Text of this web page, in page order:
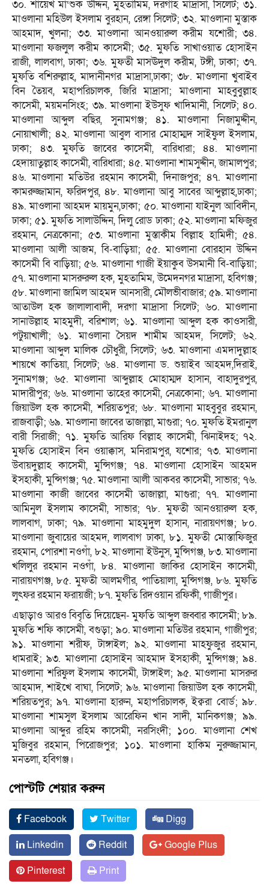
৩০. শায়েখ মা‘শুক উদ্দিন, মুহতামিম, দরগাহ মাদ্রাসা, সিলেট; ৩১.
মাওলানা মহিউল ইসলাম বুরহান, রেঙ্গা সিলেট; ৩২. মাওলানা মুস্তাক
আহমাদ, খুলনা; ৩৩. মাওলানা আনওয়ারুল করীম যশোরী; ৩৪.
মাওলানা ফজলুল করীম কাসেমী; ৩৫. মুফতি সাখাওয়াত হোসাইন
রাজী, লালবাগ, ঢাকা; ৩৬. মুফতী মাসঊদুল করীম, টঙ্গী, ঢাকা; ৩৭.
মুফতি বশিরুল্লাহ, মাদানীনগর মাদ্রাসা,ঢাকা; ৩৮. মাওলানা খুবাইব
বিন তৈয়ব, মহাপরিচালক, জিরি মাদ্রাসা; মাওলানা মাহবুবুল্লাহ
কাসেমী, ময়মনসিংহ; ৩৯. মাওলানা ইউসুফ খাদিমানী, সিলেট; ৪০.
মাওলানা আব্দুল বছির, সুনামগঞ্জ; ৪১. মাওলানা নিজামুদ্দীন,
নোয়াখালী; ৪২. মাওলানা আবুল বাসার মোহাম্মদ সাইফুল ইসলাম,
ঢাকা; ৪৩. মুফতি জাবের কাসেমী, বারিধারা; ৪৪. মাওলানা
হেদায়াতুল্লাহ কাসেমী, বারিধারা; ৪৫. মাওলানা শামসুদ্দীন, জামালপুর;
৪৬. মা‌ওলানা মতিউর রহমান কাসেমী, দিনাজপুর; ৪৭. মাওলানা
কামরুজ্জামান, ফরিদপুর, ৪৮. মাওলানা আবু সাবের আব্দুল্লাহ,ঢাকা;
৪৯. মাওলানা আহমদ মায়মুন,ঢাকা; ৫০. মাওলানা যাইনুল আবিদীন,
ঢাকা; ৫১. মুফতি সালাউদ্দিন, দিলু রোড ঢাকা; ৫২. মাওলানা মফিজুর
রহমান, নেত্রকোনা; ৫৩. মাওলানা মুস্তাকীম বিল্লাহ হামিদী; ৫৪.
মাওলানা আলী আজম, বি-বাড়িয়া; ৫৫. মাওলানা বোরহান উদ্দিন
কাসেমী বি বাড়িয়া; ৫৬. মাওলানা গাজী ইয়াকুব উসমানী বি-বাড়িয়া;
৫৭. মাওলানা মাসরুরুল হক, মুহতামিম, উমেদন‌গর মাদ্রাসা, হবিগঞ্জ;
৫৮. মাওলানা জামিল আহমদ আনসারী, মৌলভীবাজার; ৫৯. মাওলানা
আতাউল হক জালালাবাদী, দরগা মাদ্রাসা সিলেট; ৬০. মাওলানা
সানাউল্লাহ মাহমুদী, বরিশাল; ৬১. মাওলানা আব্দুল হক কাওসারী,
পটুয়াখালী; ৬১. মাওলানা সৈয়দ শামীম আহমদ, সিলেট; ৬২.
মাওলানা আব্দুল মালিক চৌধুরী, সিলেট; ৬৩. মাওলানা এমদাদুল্লাহ
শায়খে কাতিয়া, সিলেট; ৬৪. মাওলানা ড. শুয়াইব আহমদ,দিরাই,
সুনামগঞ্জ; ৬৫. মাওলানা আব্দুল্লাহ মোহাম্মদ হাসান, বাহাদুরপুর,
মাদারীপুর; ৬৬. মাওলানা তাহের কাসেমী, নেত্রকোনা; ৬৭. মাওলানা
জিয়াউল হক কাসেমী, শরিয়তপুর; ৬৮. মাওলানা মাহবুবুর রহমান,
রাজবাড়ী; ৬৯. মাওলানা জাবের তাজাল্লা, মাগুরা; ৭০. মুফতি ইমরানুল
বারী সিরাজী; ৭১. মুফতি আরিফ বিল্লাহ কাসেমী, ঝিনাইদহ; ৭২.
মুফতি হোসাইন বিন ওয়াক্কাস, মনিরামপুর, যশোর; ৭৩. মাওলানা
উবায়দুল্লাহ কাসেমী, মুন্সিগঞ্জ; ৭৪. মাওলানা হোসাইন আহমদ
ইসহাকী, মুন্সিগঞ্জ; ৭৫. মাওলানা আলী আকবর কাসেমী, সাভার; ৭৬.
মাওলানা কাজী জাবের কাসেমী তাজাল্লা, মাগুরা; ৭৭. মাওলানা
আমিনুল ইসলাম কাসেমী, সাভার; ৭৮. মুফতী আনওয়ারুল হক,
লালবাগ, ঢাকা; ৭৯. মাওলানা মাহমুদুল হাসান, নারায়ণগঞ্জ; ৮০.
মাওলানা জুবায়ের আহমদ, লালবাগ ঢাকা, ৮১. মুফতী মোস্তাফিজুর
রহমান, পোরশা নওগাঁ, ৮২. মাওলানা ইউনুস, মুন্সিগঞ্জ, ৮৩. মাওলানা
খলিলুর রহমান নওগাঁ, ৮৪. মাওলানা জাকির হোসাইন কাসেমী,
নারায়ণগঞ্জ, ৮৫. মুফতী আলমগীর, পাতিয়ালা, মুন্সিগঞ্জ, ৮৬. মুফতি
লুৎফর রহমান ফরায়জী; ৮৭. মুফতি রিদওয়ান রফিকী, গাজীপুর।
এছাড়াও আরও বিবৃতি দিয়েছেন- মুফতি আব্দুল জব্বার কাসেমী; ৮৯.
মুফতি শফি কাসেমী, বগুড়া; ৯০. মাওলানা মতিউর রহমান, গাজীপুর;
৯১. মাওলানা শরীফ, টাঙ্গাইল; ৯২. মাওলানা মাহফুজুর রহমান,
ধামরাই; ৯৩. মাওলানা হোসাইন আহমাদ ইসহাকী, মুন্সিগঞ্জ; ৯৪.
মাওলানা শরিফুল ইসলাম কাসেমী, টাঙ্গাইল; ৯৫. মাওলানা মাসরুর
আহমাদ, শাইখে বাঘা, সিলেট; ৯৬. মাওলানা জিয়াউল হক কাসেমী,
শরিয়তপুর; ৯৭. মাওলানা হারুন, মহাপরিচালক, ইক্বরা বোর্ড; ৯৮.
মাওলানা শামসুল ইসলাম আরেফিন খান সাদী, মানিকগঞ্জ; ৯৯.
মাওলানা আব্দুর রহিম কাসেমী, নরসিংদী; ১০০. মাওলানা শেখ
মুজিবুর রহমান, পিরোজপুর; ১০১. মাওলানা হাকিম নুরুজ্জামান,
মনতলা, হবিগঞ্জ।
পোস্টটি শেয়ার করুন
Facebook Twitter
Digg
Linkedin
Reddit
Google Plus
Pinterest
Print